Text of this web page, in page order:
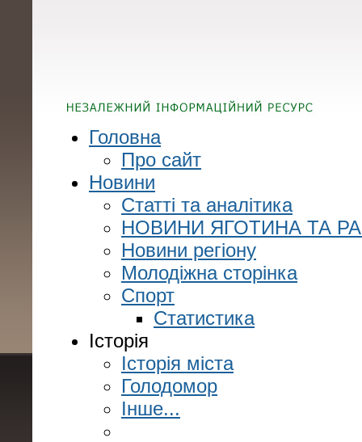
Головна
Про сайт
Новини
Статті та аналітика
НОВИНИ ЯГОТИНА ТА
Новини регіону
Молодіжна сторінка
Спорт
Статистика
Історія
Історія міста
Голодомор
Інше...